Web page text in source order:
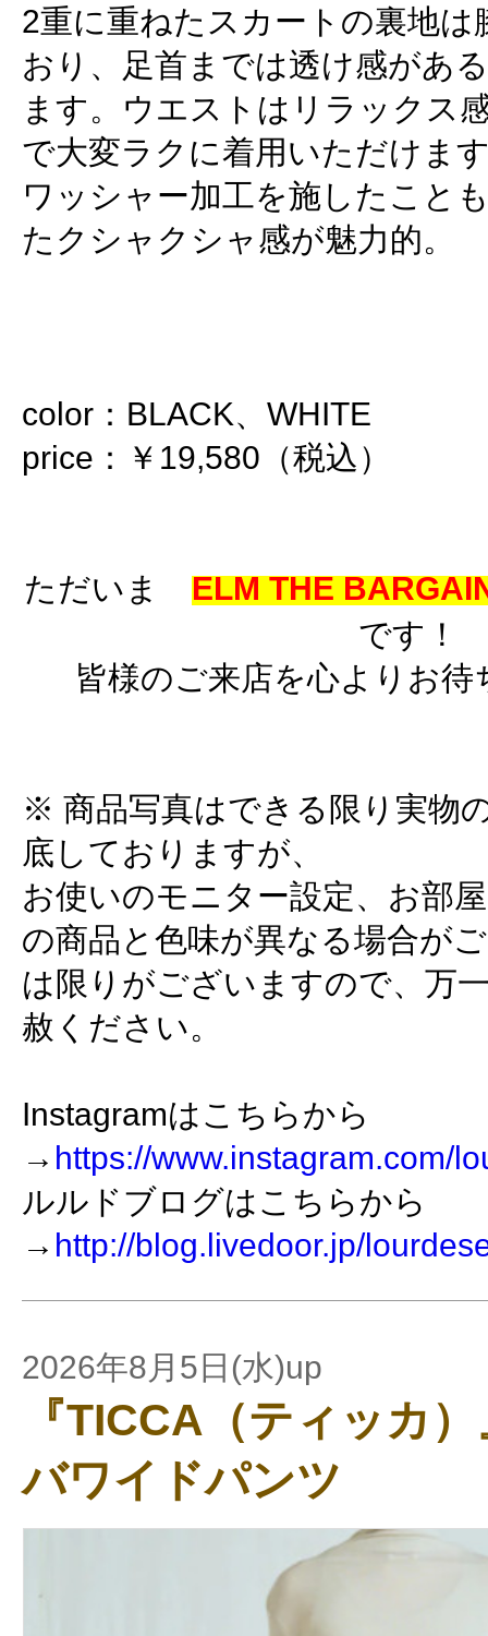
2重に重ねたスカートの裏地
おり、足首までは透け感があ
ます。ウエストはリラックス
で大変ラクに着用いただけま
ワッシャー加工を施したこと
たクシャクシャ感が魅力的。
color：BLACK、WHITE
price：￥19,580（税込）
ただいま ELM THE
です！
皆様のご来店を心よりお
※ 商品写真はできる限り実物
底しておりますが、
お使いのモニター設定、お部
の商品と色味が異なる場合が
は限りがございますので、万
赦ください。
Instagramはこちらから
→ https://www.instagram.com/
ルルドブログはこちらから
→ http://blog.livedoor.jp/
2026年8月5日(水)up
『TICCA（ティッカ
バワイドパンツ